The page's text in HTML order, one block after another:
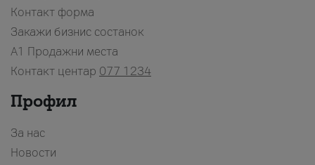
Контакт форма
Закажи бизнис состанок
A1 Продажни места
Контакт центар 077 1234
Профил
За нас
Новости